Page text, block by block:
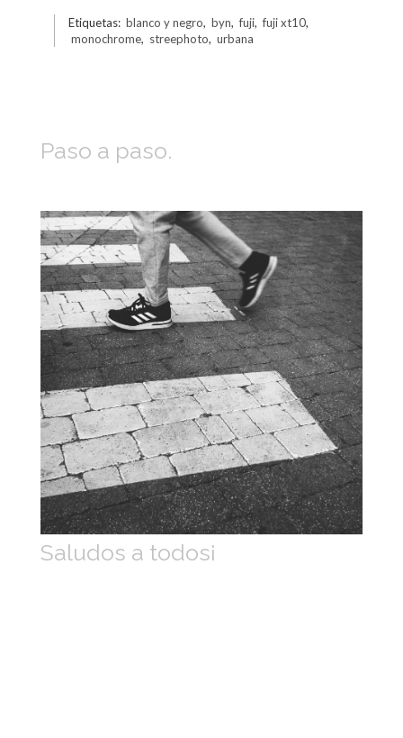
Etiquetas: blanco y negro, byn, fuji, fuji xt10,
monochrome, streephoto, urbana
Paso a paso.
Saludos a todos¡